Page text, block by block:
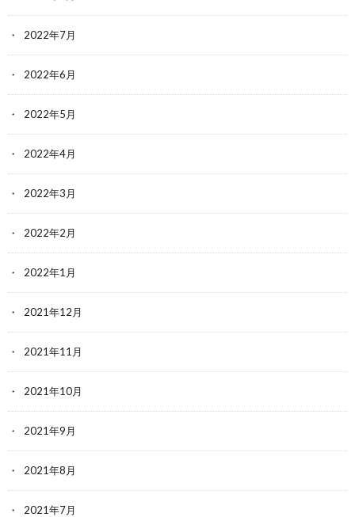
2022年7月
2022年6月
2022年5月
2022年4月
2022年3月
2022年2月
2022年1月
2021年12月
2021年11月
2021年10月
2021年9月
2021年8月
2021年7月